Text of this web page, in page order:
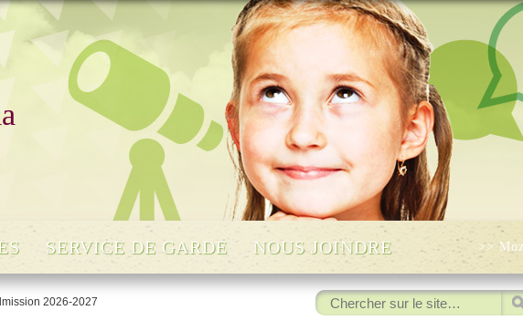
SERVICE DE GARDE NOUS JOINDRE >>
2026-2027
Rechercher
: